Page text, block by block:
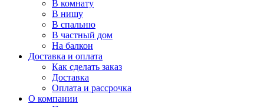
В комнату
В нишу
В спальню
В частный дом
На балкон
Доставка и оплата
Как сделать заказ
Доставка
Оплата и рассрочка
О компании